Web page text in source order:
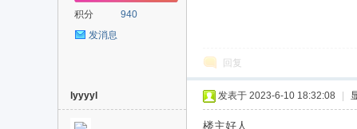
积分
940
发消息
回复
lyyyyl 发表于 2023-6-10 18:32:08
楼主好人